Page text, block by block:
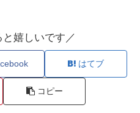
嬉しいです／
はてブ
コピー